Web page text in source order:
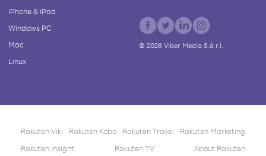
iPhone & iPad
Windows PC
Mac
Linux
© 2026Viber Media S.à r.l.
Rakuten Viki Rakuten Kobo Rakuten Travel
Rakuten Marketing
Rakuten Insight
Rakuten TV About Rakuten